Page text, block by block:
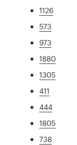
1126
573
973
1880
1305
411
444
1805
738